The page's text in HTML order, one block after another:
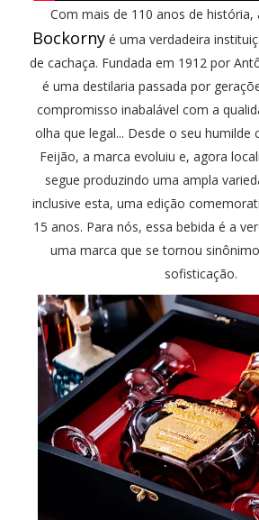
Com mais de 110 anos de história,
Bockorny é uma verdadeira
de cachaça. Fundada em 1912 por
é uma destilaria passada por
compromisso inabalável com a
olha que legal... Desde o seu humilde
Feijão, a marca evoluiu e, agora
segue produzindo uma ampla
inclusive esta, uma edição
15 anos. Para nós, essa bebida é a
uma marca que se tornou
sofisticação.